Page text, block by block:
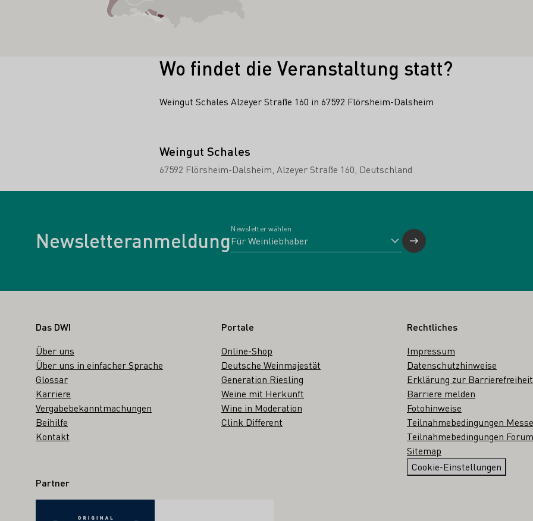
Wo findet die Veranstaltung statt?
Weingut Schales Alzeyer Straße 160 in 67592 Flörsheim-Dalsheim
Weingut Schales
67592 Flörsheim-Dalsheim Alzeyer Straße 160 Deutschland
Newsletteranmeldung
Newsletter wählen
Fußbereich
Das DWI
Über uns
Über uns in einfacher Sprache
Glossar
Karriere
Vergabebekanntmachungen
Beihilfe
Kontakt
Portale
Online-Shop
Deutsche Weinmajestät
Generation Riesling
Weine mit Herkunft
Wine in Moderation
Clink Different
Rechtliches
Impressum
Datenschutzhinweise
Erklärung zur Barrierefreiheit
Barriere melden
Fotohinweise
Teilnahmebedingungen
Teilnahmebedingungen
Sitemap
Cookie-Einstellungen
Partner